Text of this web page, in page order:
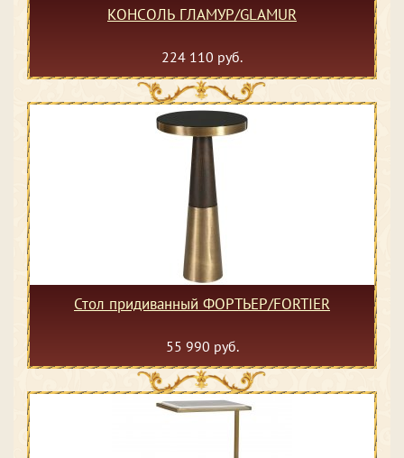
КОНСОЛЬ ГЛАМУР/GLAMUR
224 110 руб.
Стол придиванный ФОРТЬЕР/FORTIER
55 990 руб.